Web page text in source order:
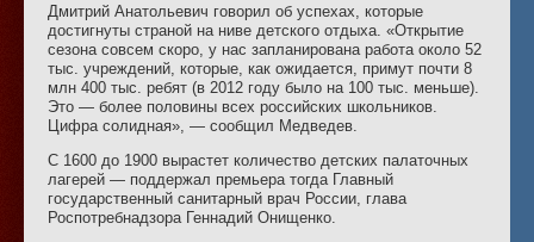
Дмитрий Анатольевич говорил об успехах, которые
достигнуты страной на ниве детского отдыха. «Открытие
сезона совсем скоро, у нас запланирована работа около 52
тыс. учреждений, которые, как ожидается, примут почти 8
млн 400 тыс. ребят (в 2012 году было на 100 тыс. меньше).
Это — более половины всех российских школьников.
Цифра солидная», — сообщил Медведев.
С 1600 до 1900 вырастет количество детских палаточных
лагерей — поддержал премьера тогда Главный
государственный санитарный врач России, глава
Роспотребнадзора Геннадий Онищенко.